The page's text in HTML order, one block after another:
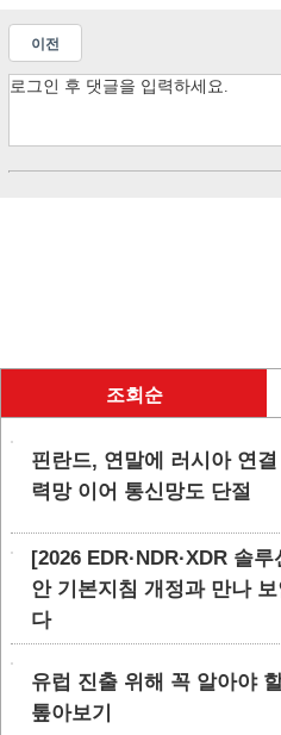
이전
조회순
핀란드, 연말에 러시아 연
력망 이어 통신망도 단절
[2026 EDR·NDR·XDR 솔
안 기본지침 개정과 만나
다
유럽 진출 위해 꼭 알아야
톺아보기